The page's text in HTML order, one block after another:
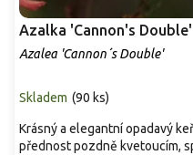
Azalka 'Cannon's Double'
Azalea 'Cannon´s Double'
Skladem (90 ks)
Krásný a elegantní opadavý
přednost pozdně kvetoucím,